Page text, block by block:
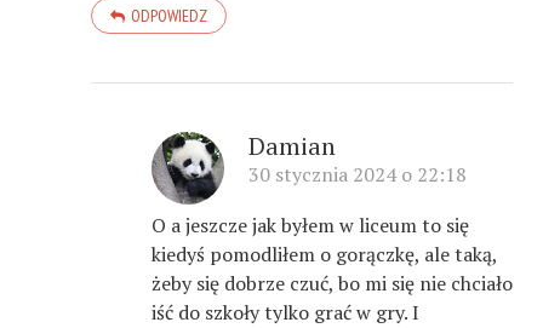
ODPOWIEDZ
Damian
30 stycznia 2024 o 22:18
O a jeszcze jak byłem w liceum to się
kiedyś pomodliłem o gorączkę, ale taką,
żeby się dobrze czuć, bo mi się nie chciało
iść do szkoły tylko grać w gry. I